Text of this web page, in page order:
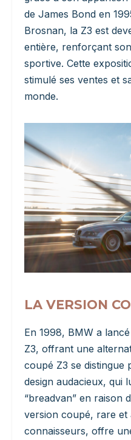
de James Bond en
Brosnan, la Z3 est
entière, renforçant
sportive. Cette
stimulé ses ventes et
monde.
LA VERSION
En 1998, BMW a
Z3, offrant une
coupé Z3 se distingue
design audacieux, qui
“breadvan” en raison
version coupé, rare et
connaisseurs, offre